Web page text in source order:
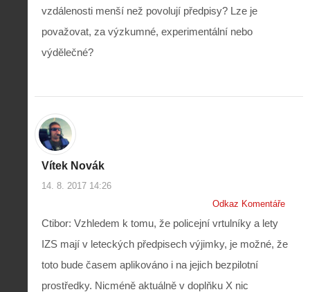
vzdálenosti menší než povolují předpisy? Lze je
považovat, za výzkumné, experimentální nebo
výdělečné?
Vítek Novák
14. 8. 2017 14:26
Odkaz Komentáře
Ctibor: Vzhledem k tomu, že policejní vrtulníky a lety
IZS mají v leteckých předpisech výjimky, je možné, že
toto bude časem aplikováno i na jejich bezpilotní
prostředky. Nicméně aktuálně v doplňku X nic